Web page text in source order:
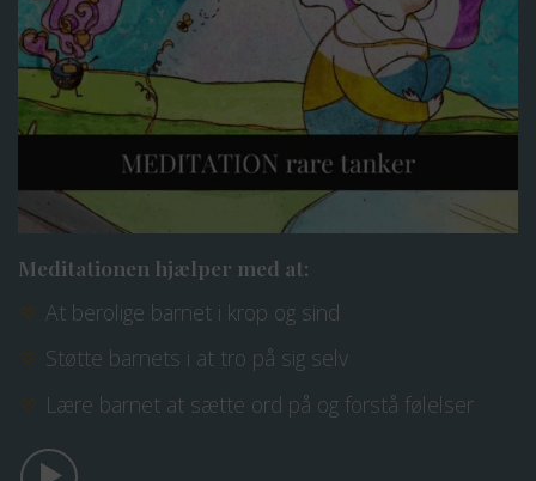
Meditationen hjælper med at:
At berolige barnet i krop og sind
Støtte barnets i at tro på sig selv
Lære barnet at sætte ord på og forstå følelser